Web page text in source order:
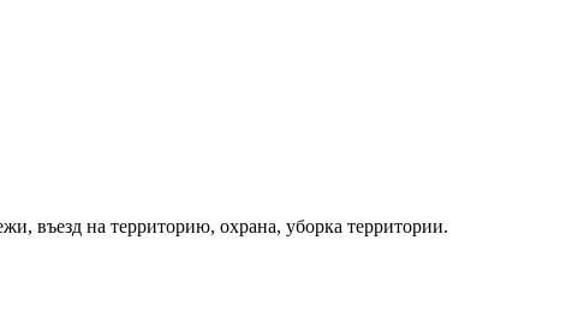
въезд на территорию, охрана, уборка территории.